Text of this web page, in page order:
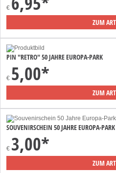
€
ZUM
PIN "RETRO" 50 JAHRE EUROPA-PARK
€ 5,00*
ZUM
SOUVENIRSCHEIN 50 JAHRE EUROPA-
€ 3,00*
ZUM